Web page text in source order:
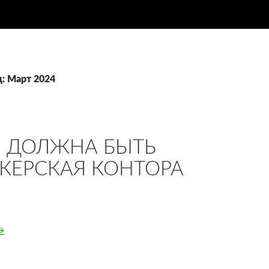
Март 2024
ДОЛЖНА БЫТЬ
КОНТОРА
должна быть букмекерская контора